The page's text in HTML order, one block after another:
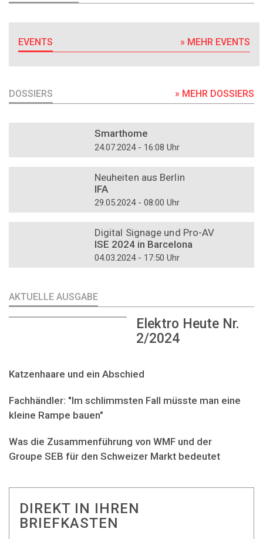
EVENTS » MEHR EVENTS
DOSSIERS » MEHR DOSSIERS
Smarthome
24.07.2024 - 16:08 Uhr
Neuheiten aus Berlin
IFA
29.05.2024 - 08:00 Uhr
Digital Signage und Pro-AV
ISE 2024 in Barcelona
04.03.2024 - 17:50 Uhr
AKTUELLE AUSGABE
Elektro Heute Nr.
2/2024
Katzenhaare und ein Abschied
Fachhändler: "Im schlimmsten Fall müsste man eine
kleine Rampe bauen"
Was die Zusammenführung von WMF und der
Groupe SEB für den Schweizer Markt bedeutet
DIREKT IN IHREN
BRIEFKASTEN